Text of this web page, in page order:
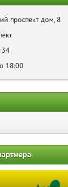
проспект дом, 8
34
18:00